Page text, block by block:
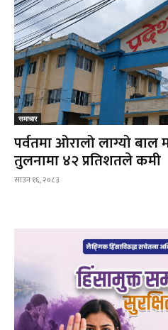
समाचार
पर्वतमा ओरालो लाग्यो बाल
तुलनामा ४२ प्रतिशतले कमी
साउन १६, २०८३